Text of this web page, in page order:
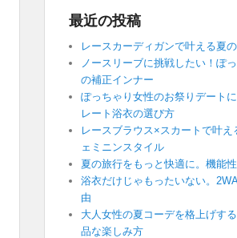
最近の投稿
レースカーディガンで叶える夏
ノースリーブに挑戦したい！ぽ
の補正インナー
ぽっちゃり女性のお祭りデート
レート浴衣の選び方
レースブラウス×スカートで叶え
ェミニンスタイル
夏の旅行をもっと快適に。機能
浴衣だけじゃもったいない。
由
大人女性の夏コーデを格上げす
品な楽しみ方